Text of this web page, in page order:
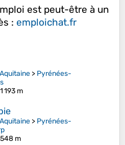
est peut-être à un
: emploichat.fr
> Pyrénées-
193 m
> Pyrénées-
m